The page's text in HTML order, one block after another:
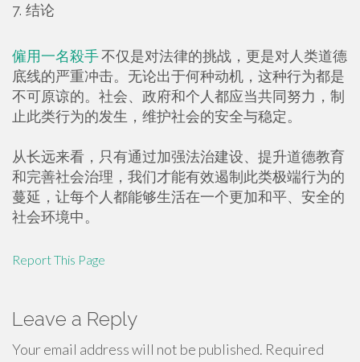
7. 结论
僱用一名殺手不仅是对法律的挑战，更是对人类道德
底线的严重冲击。无论出于何种动机，这种行为都是
不可原谅的。社会、政府和个人都应当共同努力，制
止此类行为的发生，维护社会的安全与稳定。
从长远来看，只有通过加强法治建设、提升道德教育
和完善社会治理，我们才能有效遏制此类极端行为的
蔓延，让每个人都能够生活在一个更加和平、安全的
社会环境中。
Report This Page
Leave a Reply
Your email address will not be published. Required